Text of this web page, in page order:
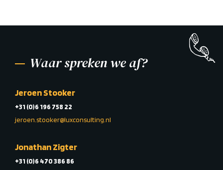
Waar spreken we af?
Jeroen Stooker
+31 (0)6 196 758 22
jeroen.stooker@luxconsulting.nl
Jonathan Zigter
+31 (0)6 470 386 86